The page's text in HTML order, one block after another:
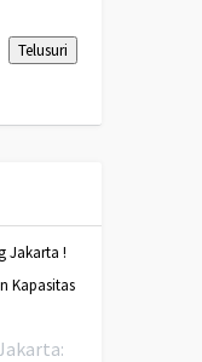
Jakarta !
Kapasitas